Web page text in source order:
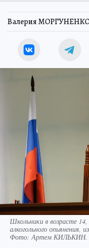
Валерия
Школьники в возрасте
алкогольного опьянения,
Фото:Артем КИЛЬКИН.